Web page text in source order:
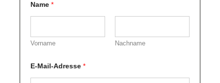
Name*
Vorname Nachname
E-Mail-Adresse*